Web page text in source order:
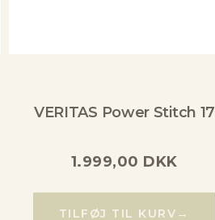
VERITAS Power Stitch 17
1.999,00 DKK
TILFØJ TIL KURV →